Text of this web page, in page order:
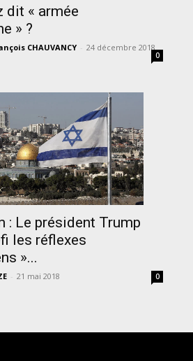
dit « armée
» ?
CHAUVANCY - 24 décembre 2018
0
: Le président Trump
les réflexes
»...
- 21 mai 2018 0